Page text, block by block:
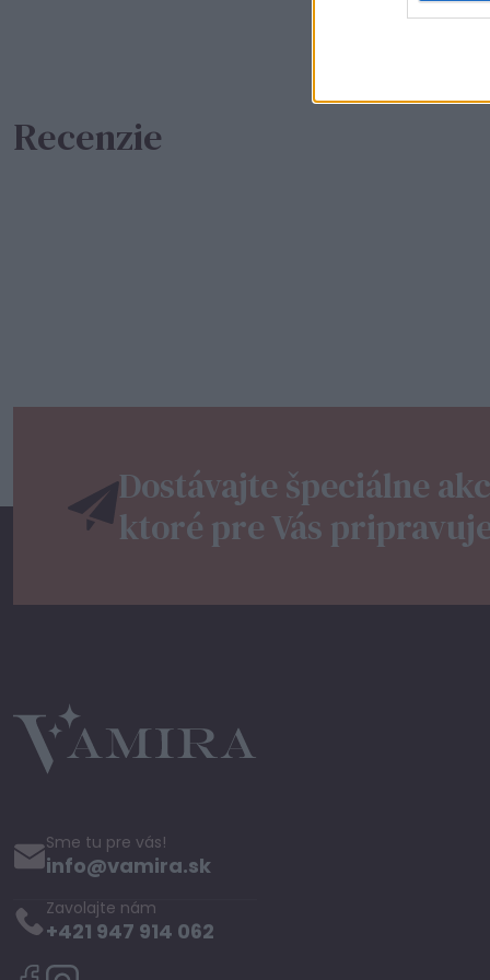
Recenzie
Dostávajte špeciálne
ktoré pre Vás
Sme tu pre vás!
info@vamira.sk
Zavolajte nám
+421 947 914 062